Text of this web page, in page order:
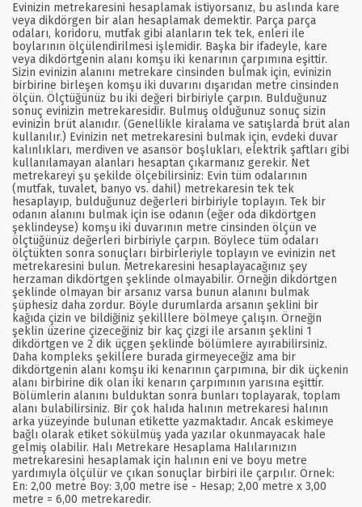
Evinizin metrekaresini hesaplamak istiyorsanız, bu aslında kare
veya dikdörgen bir alan hesaplamak demektir. Parça parça
odaları, koridoru, mutfak gibi alanların tek tek, enleri ile
boylarının ölçülendirilmesi işlemidir. Başka bir ifadeyle, kare
veya dikdörtgenin alanı komşu iki kenarının çarpımına eşittir.
Sizin evinizin alanını metrekare cinsinden bulmak için, evinizin
birbirine birleşen komşu iki duvarını dışarıdan metre cinsinden
ölçün. Ölçtüğünüz bu iki değeri birbiriyle çarpın. Bulduğunuz
sonuç evinizin metrekaresidir. Bulmuş olduğunuz sonuç sizin
evinizin brüt alanıdır. (Genellikle kiralama ve satışlarda brüt alan
kullanılır.) Evinizin net metrekaresini bulmak için, evdeki duvar
kalınlıkları, merdiven ve asansör boşlukları, elektrik şaftları gibi
kullanılamayan alanları hesaptan çıkarmanız gerekir. Net
metrekareyi şu şekilde ölçebilirsiniz: Evin tüm odalarının
(mutfak, tuvalet, banyo vs. dahil) metrekaresin tek tek
hesaplayıp, bulduğunuz değerleri birbiriyle toplayın. Tek bir
odanın alanını bulmak için ise odanın (eğer oda dikdörtgen
şeklindeyse) komşu iki duvarının metre cinsinden ölçün ve
ölçtüğünüz değerleri birbiriyle çarpın. Böylece tüm odaları
ölçtükten sonra sonuçları birbirleriyle toplayın ve evinizin net
metrekaresini bulun. Metrekaresini hesaplayacağınız şey
herzaman dikdörtgen şeklinde olmayabilir. Örneğin dikdörtgen
şeklinde olmayan bir arsanız varsa bunun alanını bulmak
şüphesiz daha zordur. Böyle durumlarda arsanın şeklini bir
kağıda çizin ve bildiğiniz şekilllere bölmeye çalışın. Örneğin
şeklin üzerine çizeceğiniz bir kaç çizgi ile arsanın şeklini 1
dikdörtgen ve 2 dik üçgen şeklinde bölümlere ayırabilirsiniz.
Daha kompleks şekillere burada girmeyeceğiz ama bir
dikdörtgenin alanı komşu iki kenarının çarpımına, bir dik üçkenin
alanı birbirine dik olan iki kenarın çarpımının yarısına eşittir.
Bölümlerin alanını bulduktan sonra bunları toplayarak, toplam
alanı bulabilirsiniz. Bir çok halıda halının metrekaresi halının
arka yüzeyinde bulunan etikette yazmaktadır. Ancak eskimeye
bağlı olarak etiket sökülmüş yada yazılar okunmayacak hale
gelmiş olabilir. Halı Metrekare Hesaplama Halılarınızın
metrekaresini hesaplamak için halının eni ve boyu metre
yardımıyla ölçülür ve çıkan sonuçlar birbiri ile çarpılır. Örnek:
En: 2,00 metre Boy: 3,00 metre ise - Hesap; 2,00 metre x 3,00
metre = 6,00 metrekaredir.